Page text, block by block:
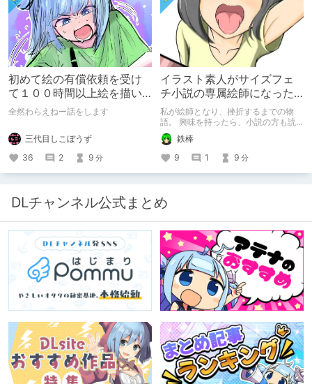
初めて絵の有償依頼を受け
て１００時間以上絵を描い
た話
全然わらえねー話をします
三代目しこぼうず
36
2 9 分
イラスト素人がサイズフェ
チ小説の専属絵師になった
お話
私が絵師となり、挫折するまでの物
語。 興味を持ったら、小説の方も読
んで欲しいなって感じ 私の絵を使っ
てくれてる小説書きさんのページＵＲ
Ｌ
https://www.pixiv.net/users/341489
73/novels?p=1
鉄棒
9
1 9 分
DLチャンネル公式まとめ